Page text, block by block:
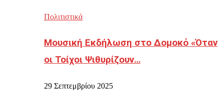
Πολιτιστικά
Μουσική Εκδήλωση στο Δομοκό «Όταν
οι Τοίχοι Ψιθυρίζουν…
29 Σεπτεμβρίου 2025